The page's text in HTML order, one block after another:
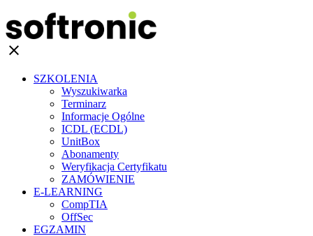
clear
SZKOLENIA
Wyszukiwarka
Terminarz
Informacje Ogólne
ICDL (ECDL)
UnitBox
Abonamenty
Weryfikacja Certyfikatu
ZAMÓWIENIE
E-LEARNING
CompTIA
OffSec
EGZAMIN